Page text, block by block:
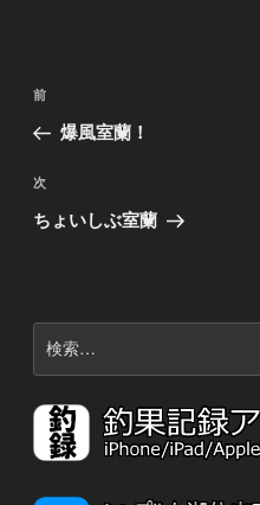
投
ビ
ゲ
ョ
ン
前
の
稿
前
爆風室蘭！
次
の
次
ちょいしぶ室蘭
索: